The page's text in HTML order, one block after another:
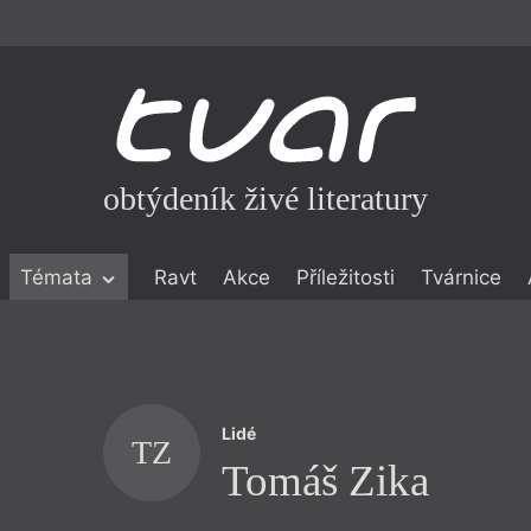
obtýdeník živé literatury
Témata Ravt Akce Příležitosti Tvárnice
TZ Lidé
Tomáš Zika